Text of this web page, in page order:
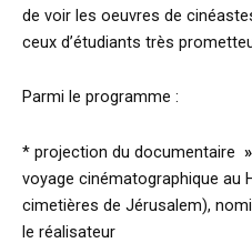
de voir les oeuvres de
ceux d’étudiants très
Parmi le programme :
* projection du documentaire
voyage cinématographique au
cimetières de Jérusalem),
le réalisateur